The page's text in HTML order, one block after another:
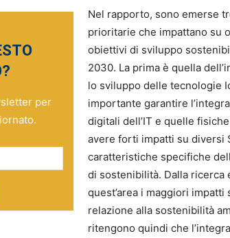
per
Nel rapporto, sono emerse
prioritarie che impattano su
obiettivi di sviluppo
2030. La prima è quella
lo sviluppo delle tecnologie
importante garantire
digitali dell’IT e quelle
avere forti impatti su diversi
caratteristiche specifiche
di sostenibilità. Dalla ricerca
quest’area i maggiori
relazione alla sostenibilità
ritengono quindi che